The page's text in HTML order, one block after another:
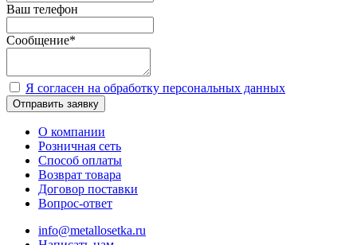
Ваш телефон
Сообщение*
Я согласен на обработку персональных данных
Отправить заявку
О компании
Розничная сеть
Способ оплаты
Возврат товара
Договор поставки
Вопрос-ответ
info@metallosetka.ru